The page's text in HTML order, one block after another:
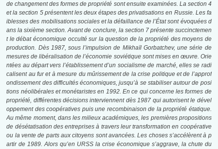
de changement des formes de propriété sont ensuite examinées. La section 4
et la section 5 présentent les deux étapes des privatisations en Russie. Les fa
iblesses des mobilisations sociales et la défaillance de l’État sont évoquées d
ans la sixième section. Avant de conclure, la section 7 présente succinctemen
t le débat économique occulté sur la question de la propriété des moyens de
production. Dès 1987, sous l’impulsion de Mikhaïl Gorbatchev, une série de
mesures de libéralisation de l’économie soviétique sont mises en œuvre. Orie
ntées au départ vers l’établissement d’un socialisme de marché, elles se radi
calisent au fur et à mesure du mûrissement de la crise politique et de l’approf
ondissement des difficultés économiques, jusqu’à se stabiliser autour de posi
tions néolibérales et monétaristes en 1992. En ce qui concerne les formes de
propriété, différentes décisions interviennent dès 1987 qui autorisent le dével
oppement des coopératives puis une recombinaison de la propriété étatique.
Au même moment, dans les milieux académiques, les premières propositions
de désétatisation des entreprises à travers leur transformation en coopérative
ou la vente de parts aux citoyens sont avancées. Les choses s’accélèrent à p
artir de 1989. Alors qu’en URSS la crise économique s’aggrave, la chute du